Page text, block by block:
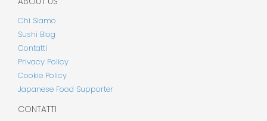
Chi Siamo
Sushi Blog
Contatti
Privacy Policy
Cookie Policy
Japanese Food Supporter
CONTATTI